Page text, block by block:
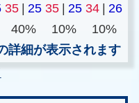
35 | 25 35 | 25 34 | 26
40% 10%
10%
詳細が表示されます